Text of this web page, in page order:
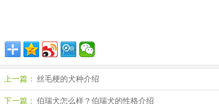
上一篇： 丝毛梗的犬种介绍
下一篇： 伯瑞犬怎么样？伯瑞犬的性格介绍